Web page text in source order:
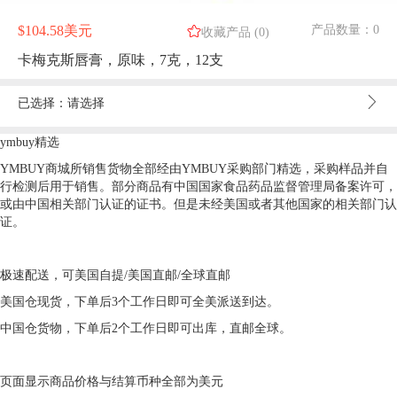
$104.58美元 收藏产品 (0) 产品数量： 0
卡梅克斯唇膏，原味，7克，12支
已选择：请选择
ymbuy精选
YMBUY商城所销售货物全部经由YMBUY采购部门精选，采购样品并自
行检测后用于销售。部分商品有中国国家食品药品监督管理局备案许可，
或由中国相关部门认证的证书。但是未经美国或者其他国家的相关部门认
证。
极速配送，可美国自提/美国直邮/全球直邮
美国仓现货，下单后3个工作日即可全美派送到达。
中国仓货物，下单后2个工作日即可出库，直邮全球。
页面显示商品价格与结算币种全部为美元